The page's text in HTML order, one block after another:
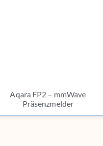
Aqara FP2 – mmWave
Präsenzmelder